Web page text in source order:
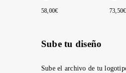
58,00€ 73,50€
Sube tu diseño
Sube el archivo de tu